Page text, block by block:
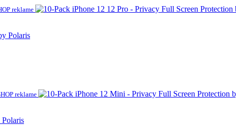
reklame
Polaris
reklame